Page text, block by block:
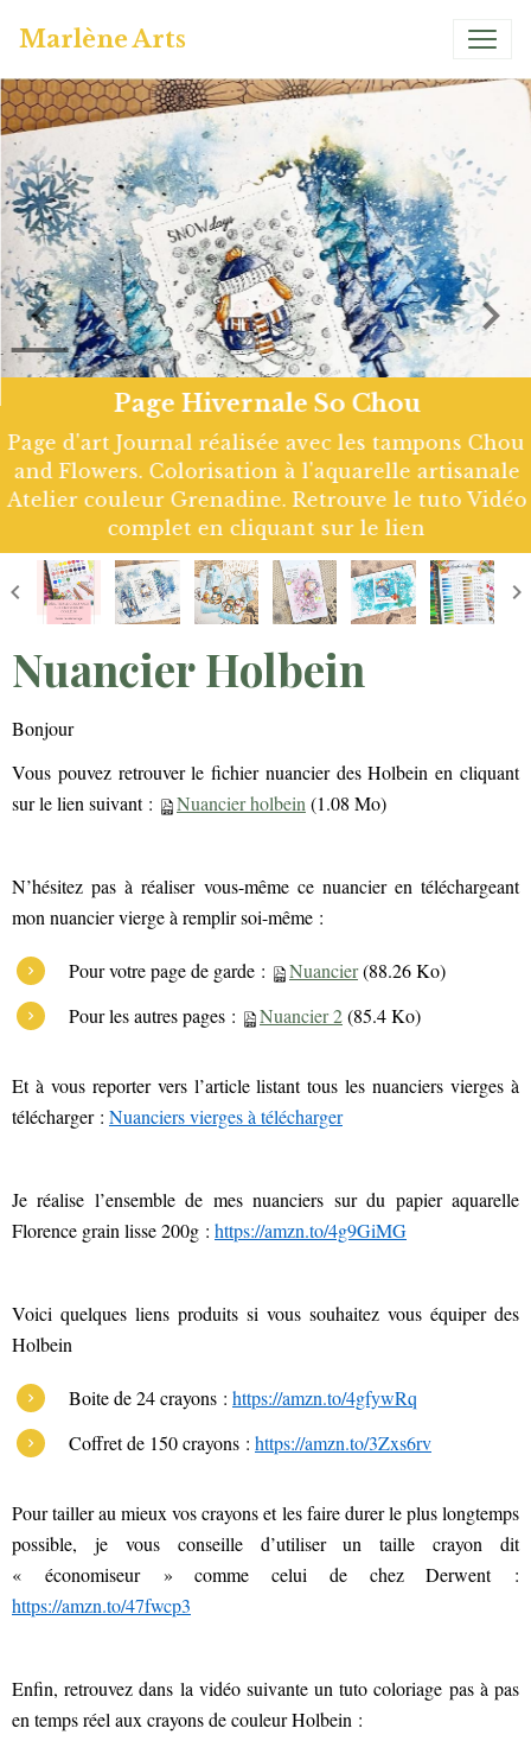
Marlène Arts
Page Hivernale So Chou
Page d'art Journal réalisée avec les tampons Chou
and Flowers. Colorisation à l'aquarelle artisanale
Atelier couleur Grenadine. Retrouve le tuto Vidéo
complet en cliquant sur le lien
Nuancier Holbein
Bonjour
Vous pouvez retrouver le fichier nuancier des Holbein en cliquant
sur le lien suivant :
Nuancier holbein(1.08 Mo)
N’hésitez pas à réaliser vous-même ce nuancier en téléchargeant
mon nuancier vierge à remplir soi-même :
Pour votre page de garde : Nuancier(88.26 Ko)
Pour les autres pages :
Nuancier 2(85.4 Ko)
Et à vous reporter vers l’article listant tous les nuanciers vierges à
télécharger : Nuanciers vierges à télécharger
Je réalise l’ensemble de mes nuanciers sur du papier aquarelle
Florence grain lisse 200g : https://amzn.to/4g9GiMG
Voici quelques liens produits si vous souhaitez vous équiper des
Holbein
Boite de 24 crayons : https://amzn.to/4gfywRq
Coffret de 150 crayons : https://amzn.to/3Zxs6rv
Pour tailler au mieux vos crayons et les faire durer le plus longtemps
possible, je vous conseille d’utiliser un taille crayon dit
« économiseur » comme celui de chez Derwent :
https://amzn.to/47fwcp3
Enfin, retrouvez dans la vidéo suivante un tuto coloriage pas à pas
en temps réel aux crayons de couleur Holbein :